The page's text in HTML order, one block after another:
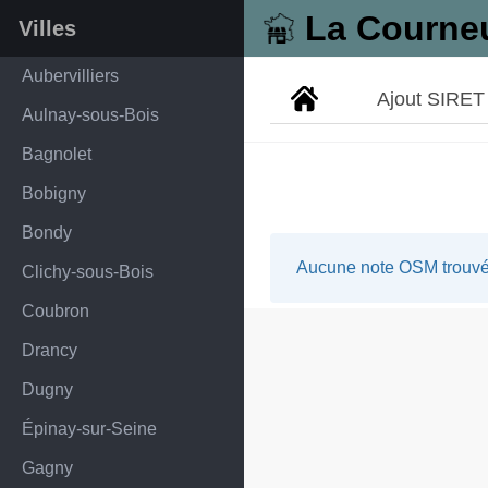
La
Villes
Aubervilliers
Aulnay-sous-Bois
Bagnolet
Bobigny
Bondy
Clichy-sous-Bois
Coubron
Drancy
Dugny
Épinay-sur-Seine
Gagny
Ajout SIRET
Aucune note OSM